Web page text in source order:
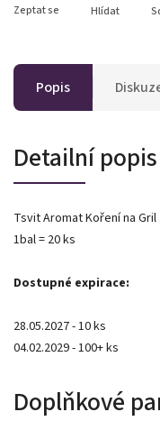
Zeptat se Hlídat
Popis
Detailní
Tsvit Aromat Koření na Gril
1bal = 20 ks
Dostupné expirace:
28.05.2027 - 10 ks
04.02.2029 - 100+ ks
Doplňkové